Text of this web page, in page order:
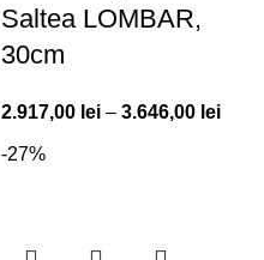
Saltea LOMBAR,
30cm
2.917,00 lei – 3.646,00 lei
-27%